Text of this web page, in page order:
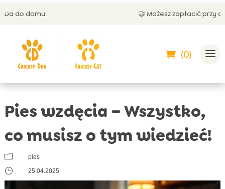
🤝 Możesz zapłacić przy odbiorze
(0)
Pies wzdęcia – Wszystko,
co musisz o tym wiedzieć!
m pies
} 25.04.2025